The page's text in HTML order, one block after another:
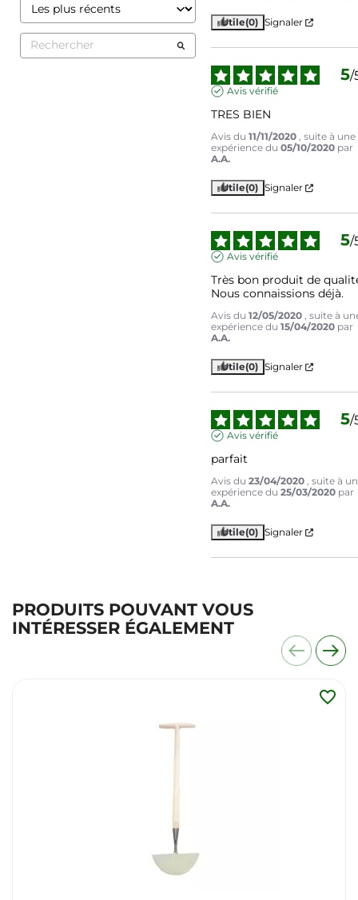
Utile(0) Signaler
5/
Avis vérifié
TRES BIEN
Avis du11/11/2020 , suite à une
expérience du05/10/2020 par
A.A.
Utile(0) Signaler
5/
Avis vérifié
Très bon produit de
Nous connaissions déjà.
Avis du12/05/2020 , suite à
expérience du15/04/2020 par
A.A.
Utile(0) Signaler
5/
Avis vérifié
parfait
Avis du23/04/2020 , suite à
expérience du25/03/2020 par
A.A.
Utile(0) Signaler
PRODUITS POUVANT VOUS
INTÉRESSER ÉGALEMENT
favorite_border